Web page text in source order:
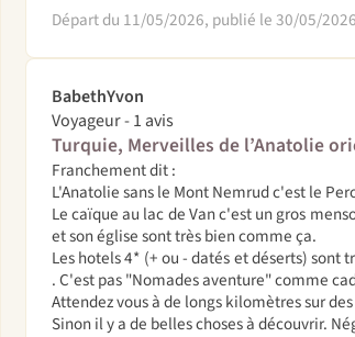
Départ du 11/05/2026, publié le 30/05/2026
BabethYvon
Voyageur - 1 avis
Turquie, Merveilles de l’Anatolie
Franchement dit :
L'Anatolie sans le Mont Nemrud c'est le
Le caïque au lac de Van c'est un gros
et son église sont très bien comme ça.
Les hotels 4* (+ ou - datés et déserts)
. C'est pas "Nomades aventure" comme
Attendez vous à de longs kilomètres sur
Sinon il y a de belles choses à découvrir.